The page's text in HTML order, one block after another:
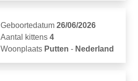
Geboortedatum 26/06/2026
Aantal kittens 4
Woonplaats Putten - Nederland